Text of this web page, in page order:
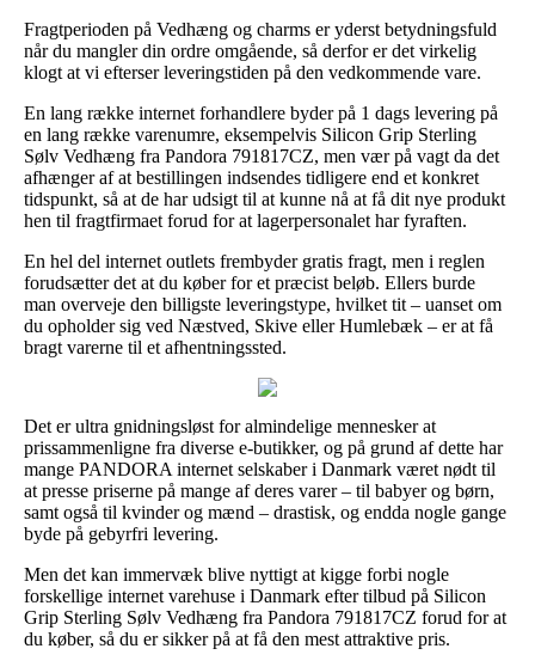
Fragtperioden på Vedhæng og charms er yderst betydningsfuld
når du mangler din ordre omgående, så derfor er det virkelig
klogt at vi efterser leveringstiden på den vedkommende vare.
En lang række internet forhandlere byder på 1 dags levering på
en lang række varenumre, eksempelvis Silicon Grip Sterling
Sølv Vedhæng fra Pandora 791817CZ, men vær på vagt da det
afhænger af at bestillingen indsendes tidligere end et konkret
tidspunkt, så at de har udsigt til at kunne nå at få dit nye produkt
hen til fragtfirmaet forud for at lagerpersonalet har fyraften.
En hel del internet outlets frembyder gratis fragt, men i reglen
forudsætter det at du køber for et præcist beløb. Ellers burde
man overveje den billigste leveringstype, hvilket tit – uanset om
du opholder sig ved Næstved, Skive eller Humlebæk – er at få
bragt varerne til et afhentningssted.
Det er ultra gnidningsløst for almindelige mennesker at
prissammenligne fra diverse e-butikker, og på grund af dette har
mange PANDORA internet selskaber i Danmark været nødt til
at presse priserne på mange af deres varer – til babyer og børn,
samt også til kvinder og mænd – drastisk, og endda nogle gange
byde på gebyrfri levering.
Men det kan immervæk blive nyttigt at kigge forbi nogle
forskellige internet varehuse i Danmark efter tilbud på Silicon
Grip Sterling Sølv Vedhæng fra Pandora 791817CZ forud for at
du køber, så du er sikker på at få den mest attraktive pris.